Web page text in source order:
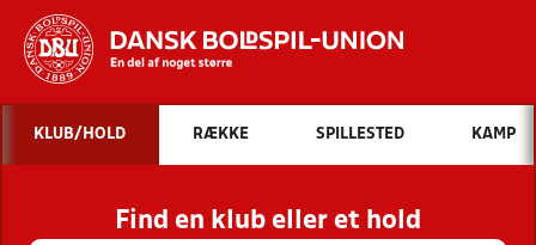
Hvad vil du søge efter?
INDHOLD OG NYHEDER
STILLINGER, RESULTATER, KLUBBER OG
KLUB/HOLD RÆKKE SPILLESTED KAMP
Find en klub eller et hold